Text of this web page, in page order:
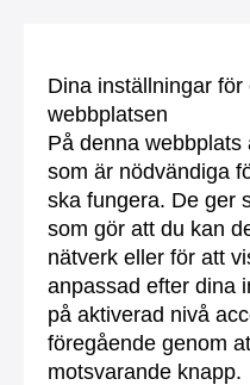
Dina inställningar för
webbplatsen
På denna webbplats
som är nödvändiga
ska fungera. De ger
som gör att du kan
nätverk eller för att
anpassad efter dina
på aktiverad nivå
föregående genom
motsvarande knapp.